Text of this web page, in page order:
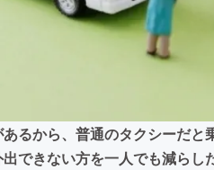
るから、普通のタクシーだ
できない方を一人でも減らし